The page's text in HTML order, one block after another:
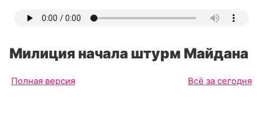
Милиция начала штурм Майдана
Полная версия Всё за сегодня